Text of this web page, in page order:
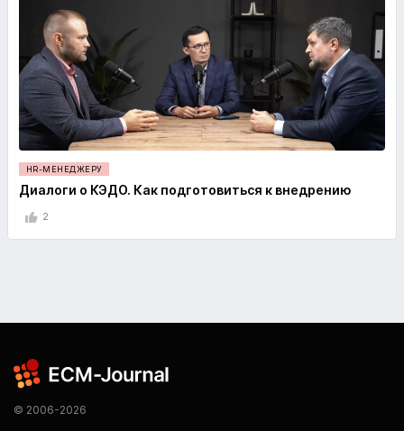
HR-МЕНЕДЖЕРУ
Диалоги о КЭДО. Как подготовиться к внедрению
2
© 2006-2026